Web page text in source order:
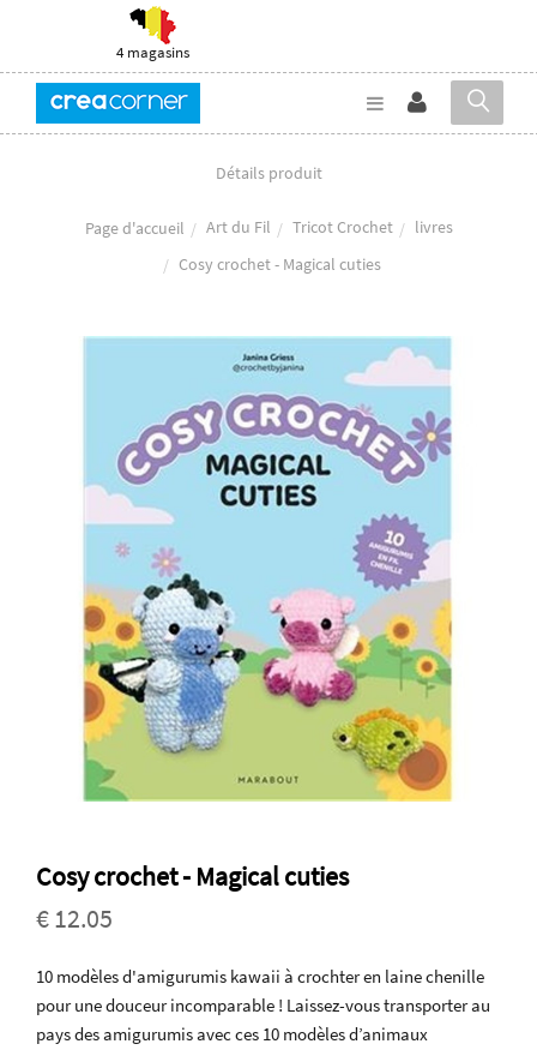
4 magasins
Détails produit
Page d'accueil Art du Fil Tricot Crochet
livres
Cosy crochet - Magical cuties
Cosy crochet - Magical cuties
€ 12.05
10 modèles d'amigurumis kawaii à crochter en laine chenille
pour une douceur incomparable ! Laissez-vous transporter au
pays des amigurumis avec ces 10 modèles d’animaux